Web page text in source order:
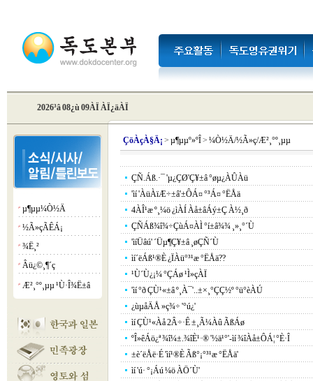
2026³â 08¿ù 09ÀÏ ÀÏ¿äÀÏ
¡á µ¶µµ¼Ò½Ä
¡á ½Ã»çÃÊÁ¡
¡á ¾Ë¸²
¡á Âü¿©¸¶´ç
¡á Æ²¸°º¸µµ ¹Ù·Î¾Ë±â
ÇöÀçÀ§Ä¡ > µ¶µµº»ºÎ> ¼Ò½Ä/½Ã»ç/Æ²¸°º¸µµ
ÇÑ.Áß.·¯ 'µ¿ÇØ'Ç¥±â °øµ¿ÀÛÀü
'ìí 'ÀüÀïÆ÷±â'±ÔÁ¤ °³Á¤ °ËÅä
4ÀÎ¹æ º¸¼ö ¿ìÀÍ Àå±âÁý±Ç À½¸ð
ÇÑÁß¾î¾÷ÇùÁ¤ÀÌ °í±â¾¾ ¸»¸°´Ù
'ìíÜâú­' ´Üµ¶Ç¥±â ¸øÇÑ´Ù
ìí´ëÁß¹®È­ ¿ÏÀü°³¹æ °ËÅä??
¹Ù´Ù¿¡¼­ °ÇÁø ¹Ì»çÀÏ
'ìí °ð ÇÙ¹«±â º¸À¯'..±×¸°ÇÇ½º °ü°èÀÚ
¿ùµåÄÅ »ç¾÷ '°ú¿­'
ìí ÇÙ¹«Àå 2Â÷·Ê ±¸Ã¼Àû ÃßÁø
ºÎ»êÁö¿ª ¾î¼±.¾îÈ¹·® '½ä¹°'-ìí ¾îÀå±ÔÁ¦ °­È­·Î
±è´ëÅë·É 'ìí¹®È­ Ãß°¡°³¹æ °ËÅä'
ìí 'ú· °¡Áú ¼ö ÀÖ´Ù'